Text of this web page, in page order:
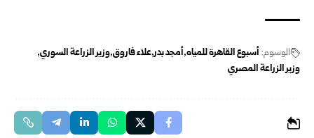
الوسوم: أسبوع القاهرة للمياه أمجد بدر علاء فاروق وزير الزراعة السوري
وزير الزراعة المصري